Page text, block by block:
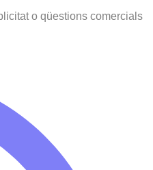
o qüestions comercials